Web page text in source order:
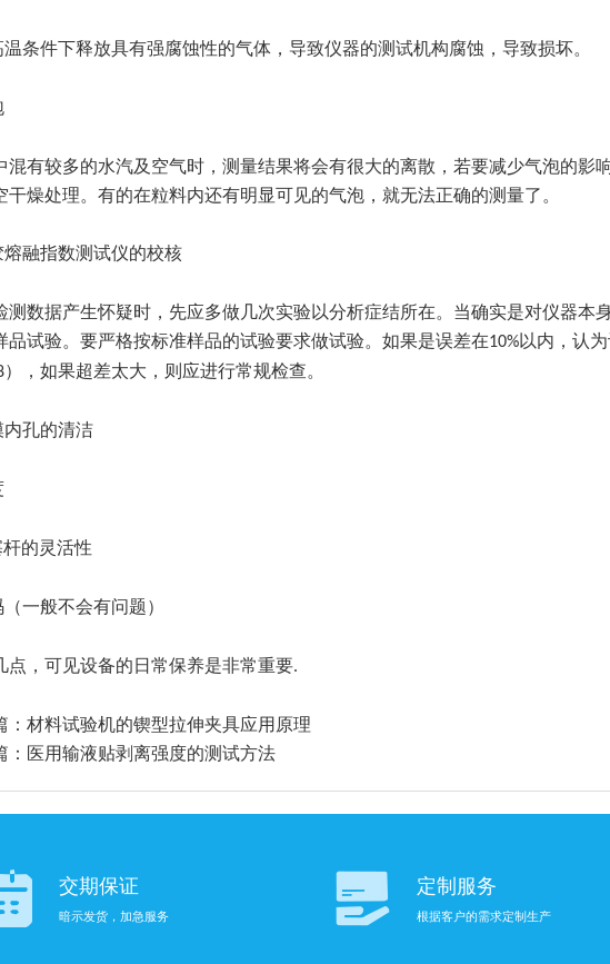
温条件下释放具有强腐蚀性的气体，导致仪器的测试机构腐蚀，导致损坏。
混有较多的水汽及空气时，测量结果将会有很大的离散，若要减少气泡的影
干燥处理。有的在粒料内还有明显可见的气泡，就无法正确的测量了。
熔融指数测试仪的校核
测数据产生怀疑时，先应多做几次实验以分析症结所在。当确实是对仪器本
品试验。要严格按标准样品的试验要求做试验。如果是误差在10%以内，认
），如果超差太大，则应进行常规检查。
内孔的清洁
的灵活性
一般不会有问题）
点，可见设备的日常保养是非常重要.
： 材料试验机的锲型拉伸夹具应用原理
医用输液贴剥离强度的测试方法
交期保证
暗示发货，加急服务
定制服务
根据客户的需求定制生产